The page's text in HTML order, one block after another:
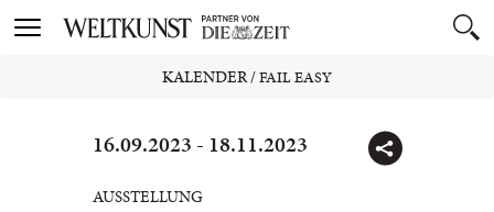
Toggle
KALENDER/FAIL EASY
16.09.2023 - 18.11.2023
AUSSTELLUNG